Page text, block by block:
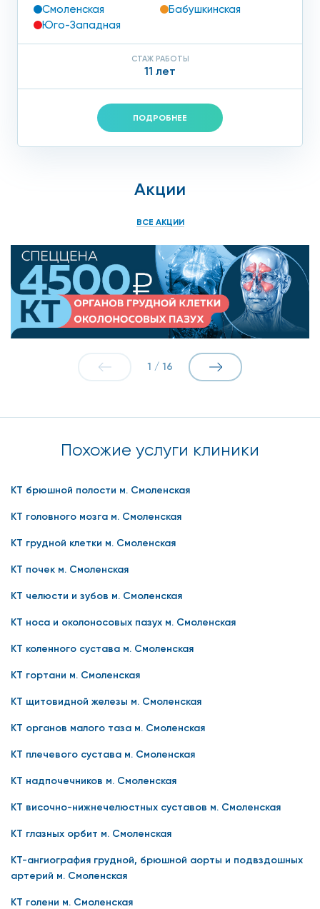
Смоленская
Бабушкинская
Юго-Западная
СТАЖ РАБОТЫ
11 лет
ПОДРОБНЕЕ
Акции
ВСЕ АКЦИИ
1 / 16
Похожие услуги клиники
КТ брюшной полости м. Смоленская
КТ головного мозга м. Смоленская
КТ грудной клетки м. Смоленская
КТ почек м. Смоленская
КТ челюсти и зубов м. Смоленская
КТ носа и околоносовых пазух м. Смоленская
КТ коленного сустава м. Смоленская
КТ гортани м. Смоленская
КТ щитовидной железы м. Смоленская
КТ органов малого таза м. Смоленская
КТ плечевого сустава м. Смоленская
КТ надпочечников м. Смоленская
КТ височно-нижнечелюстных суставов м. Смоленская
КТ глазных орбит м. Смоленская
КТ-ангиография грудной, брюшной аорты и подвздошных
артерий м. Смоленская
КТ голени м. Смоленская